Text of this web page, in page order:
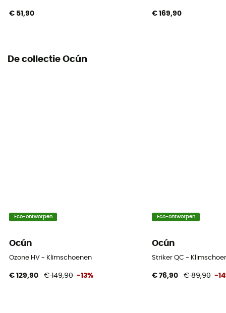
€ 51,90 € 169,90
De collectie Ocún
Eco-ontworpen
Ocún
Ozone HV - Klimschoenen
€ 129,90 € 149,90 -13%
Eco-ontworpen
Ocún
Striker QC -
€ 76,90 € 89,90 -